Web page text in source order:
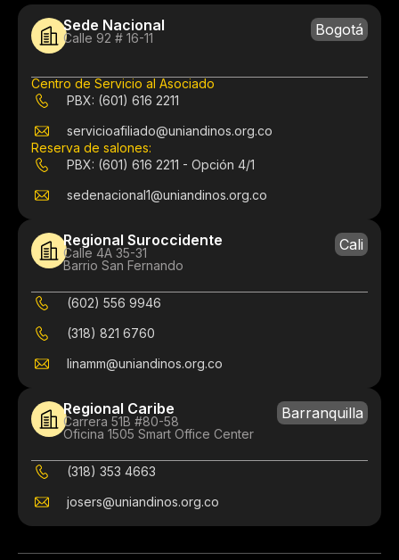
Sede Nacional
Calle 92 # 16-11 Bogotá
Centro de Servicio al Asociado
PBX: (601) 616 2211
servicioafiliado@uniandinos.org.co
Reserva de salones:
PBX: (601) 616 2211 - Opción 4/1
sedenacional1@uniandinos.org.co
Regional Suroccidente
Calle 4A 35-31
Barrio San Fernando
Cali
(602) 556 9946
(318) 821 6760
linamm@uniandinos.org.co
Regional Caribe
Carrera 51B #80-58
Oficina 1505 Smart Office Center
Barranquilla
(318) 353 4663
josers@uniandinos.org.co